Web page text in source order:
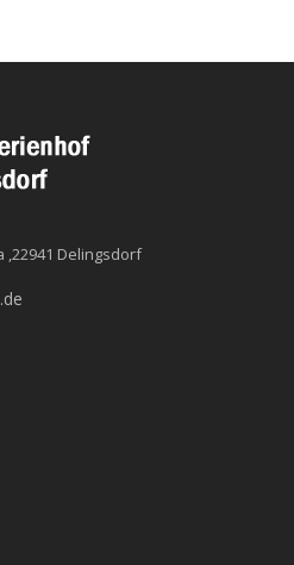
,22941 Delingsdorf